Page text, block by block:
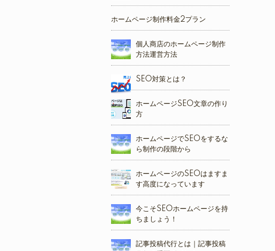
ホームページ制作料金2プラン
個人商店のホームページ制作
方法運営方法
SEO対策とは？
ホームページSEO文章の作り
方
ホームページでSEOをするな
ら制作の段階から
ホームページのSEOはますま
す高度になっています
今こそSEOホームページを持
ちましょう！
記事投稿代行とは｜記事投稿